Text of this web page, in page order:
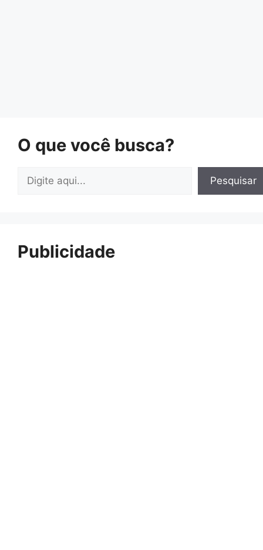
O que você busca?
Pesquisar
Pesquisar
Publicidade